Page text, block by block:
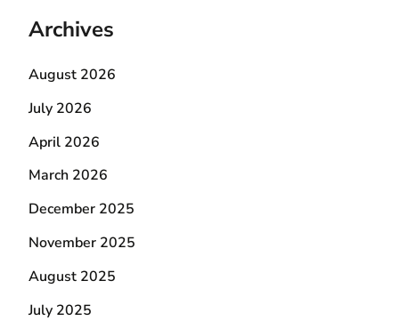
Archives
August 2026
July 2026
April 2026
March 2026
December 2025
November 2025
August 2025
July 2025